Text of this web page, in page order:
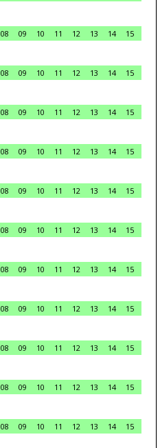
08 09 10 11 12 13 14
15
08 09 10 11 12 13 14
15
08 09 10 11 12 13 14
15
08 09 10 11 12 13 14
15
08 09 10 11 12 13 14
15
08 09 10 11 12 13 14
15
08 09 10 11 12 13 14
15
08 09 10 11 12 13 14
15
08 09 10 11 12 13 14
15
08 09 10 11 12 13 14
15
08 09 10 11 12 13 14
15